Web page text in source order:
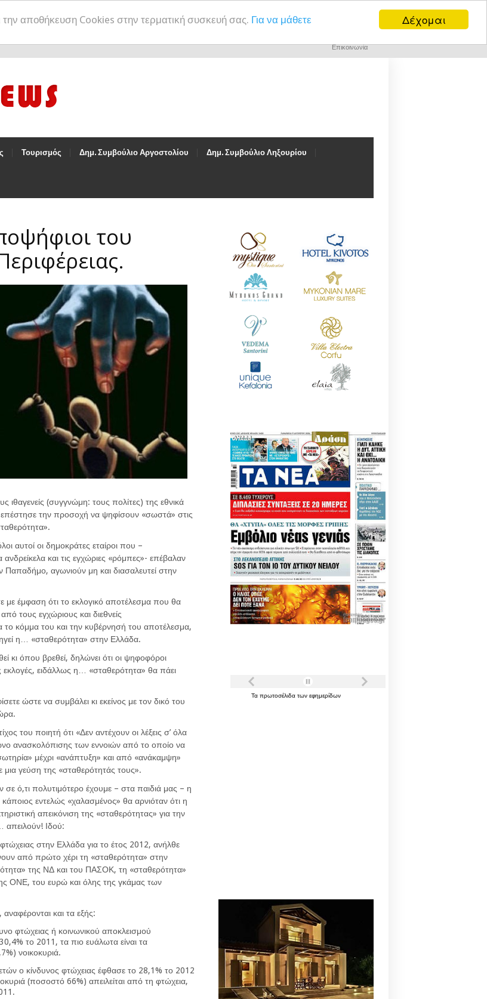
Δέχομαι
αποθήκευση Cookies στην τερματική συσκευή σας. Για να μάθετε
Επικοινωνία
Τουρισμός Δημ. Συμβούλιο Αργοστολίου Δημ. Συμβούλιο Ληξουρίου
του
(συγγνώμη: τους πολίτες) της εθνικά
επέστησε την προσοχή να ψηφίσουν «σωστά» στις
αυτοί οι δημοκράτες εταίροι που –
και τις εγχώριες «ρόμπες»- επέβαλαν
αγωνιούν μη και διασαλευτεί στην
με έμφαση ότι το εκλογικό αποτέλεσμα που θα
τους εγχώριους και διεθνείς
το κόμμα του και την κυβέρνησή του αποτέλεσμα,
η… «σταθερότητα» στην Ελλάδα.
κι όπου βρεθεί, δηλώνει ότι οι ψηφοφόροι
εκλογές, ειδάλλως η… «σταθερότητα» θα πάει
ώστε να συμβάλει κι εκείνος με τον δικό του
του ποιητή ότι «Δεν αντέχουν οι λέξεις σ’ όλα
ανασκολόπισης των εννοιών από το οποίο να
μέχρι «ανάπτυξη» και από «ανάκαμψη»
γεύση της «σταθερότητάς τους».
ό,τι πολυτιμότερο έχουμε – στα παιδιά μας – η
εντελώς «χαλασμένος» θα αρνιόταν ότι η
απεικόνιση της «σταθερότητας» για την
απειλούν! Ιδού:
στην Ελλάδα για το έτος 2012, ανήλθε
από πρώτο χέρι τη «σταθερότητα» στην
της ΝΔ και του ΠΑΣΟΚ, τη «σταθερότητα»
ΟΝΕ, του ευρώ και όλης της γκάμας των
και τα εξής:
φτώχειας ή κοινωνικού αποκλεισμού
το 2011, τα πιο ευάλωτα είναι τα
νοικοκυριά.
ο κίνδυνος φτώχειας έφθασε το 28,1% το 2012
(ποσοστό 66%) απειλείται από τη φτώχεια,
Τα πρωτοσέλιδα των εφημερίδων